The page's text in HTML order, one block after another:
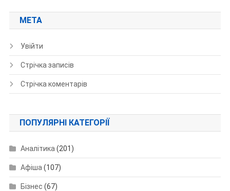
МЕТА
Увійти
Стрічка записів
Стрічка коментарів
ПОПУЛЯРНІ КАТЕГОРІЇ
Аналітика(201)
Афіша(107)
Бізнес (67)